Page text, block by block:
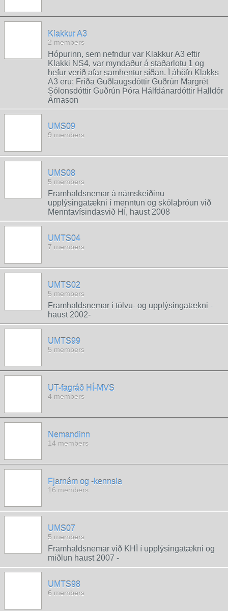
Klakkur A3
2 members
Hópurinn, sem nefndur var Klakkur A3 eftir
Klakki NS4, var myndaður á staðarlotu 1 og
hefur verið afar samhentur síðan. Í áhöfn Klakks
A3 eru; Fríða Guðlaugsdóttir Guðrún Margrét
Sólonsdóttir Guðrún Þóra Hálfdánardóttir Halldór
Árnason
UMS09
9 members
UMS08
5 members
Framhaldsnemar á námskeiðinu
upplýsingatækni í menntun og skólaþróun við
Menntavísindasvið HÍ, haust 2008
UMTS04
7 members
UMTS02
5 members
Framhaldsnemar í tölvu- og upplýsingatækni -
haust 2002-
UMTS99
5 members
UT-fagráð HÍ-MVS
4 members
Nemandinn
14 members
Fjarnám og -kennsla
16 members
UMS07
5 members
Framhaldsnemar við KHÍ í upplýsingatækni og
miðlun haust 2007 -
UMTS98
6 members